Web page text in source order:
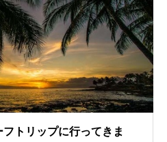
フトリップに行ってきま